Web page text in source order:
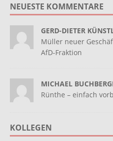
NEUESTE KOMMENTARE
GERD-DIETER
Müller neuer
AfD-Fraktion
MICHAEL
Rünthe – einfach
KOLLEGEN